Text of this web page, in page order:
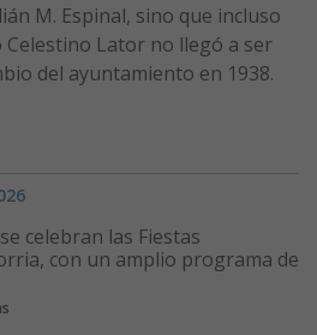
M. Espinal, sino que incluso
Celestino Lator no llegó a ser
del ayuntamiento en 1938.
celebran las Fiestas
con un amplio programa de